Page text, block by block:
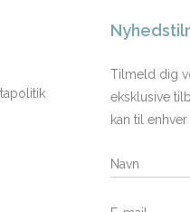
Tilmeld dig
eksklusive
kan til